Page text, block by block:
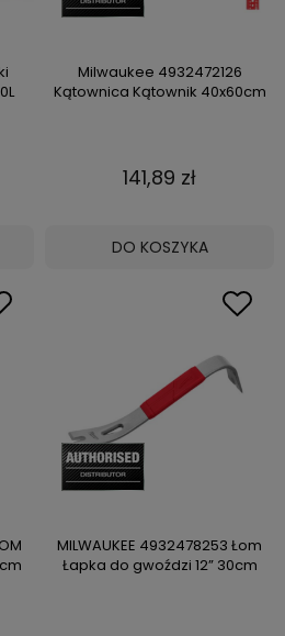
Milwaukee 4932472126
Kątownica Kątownik 40x60cm
141,89 zł
DO KOSZYKA
MILWAUKEE 4932478253 Łom
Łapka do gwoździ 12” 30cm